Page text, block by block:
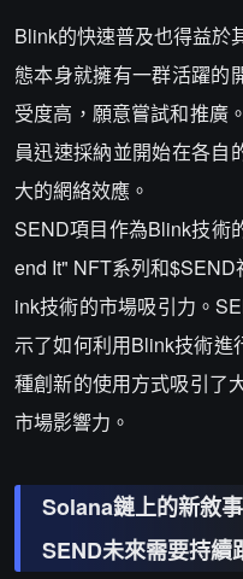
Blink的快速普及也得益於
態本身就擁有一群活躍的
受度高，願意嘗試和推廣
員迅速採納並開始在各自
大的網絡效應。
SEND項目作為Blink技術
end It" NFT系列和
ink技術的市場吸引力。
示了如何利用Blink技術進
種創新的使用方式吸引了
市場影響力。
Solana鏈上的新敘
SEND未來需要持續